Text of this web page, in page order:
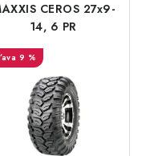
CEROS 27x9-
14, 6 PR
9 %